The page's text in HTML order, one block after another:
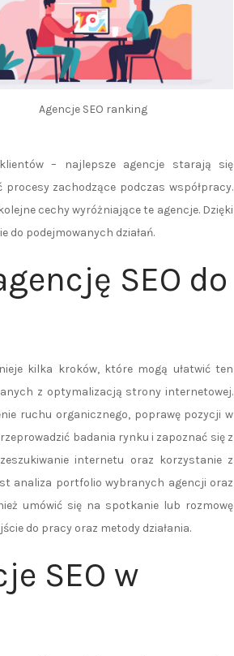
Agencje SEO ranking
– najlepsze agencje starają się
zachodzące podczas współpracy.
cechy wyróżniające te agencje. Dzięki
do podejmowanych działań.
SEO do
kilka kroków, które mogą ułatwić ten
z optymalizacją strony internetowej.
ruchu organicznego, poprawę pozycji w
badania rynku i zapoznać się z
internetu oraz korzystanie z
analiza portfolio wybranych agencji oraz
umówić się na spotkanie lub rozmowę
do pracy oraz metody działania.
SEO w